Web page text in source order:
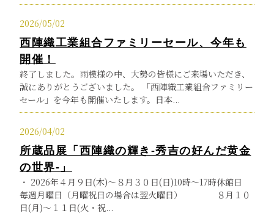
2026/05/02
西陣織工業組合ファミリーセール、今年も
開催！
終了しました。雨模様の中、大勢の皆様にご来場いただき、
誠にありがとうございました。 「西陣織工業組合ファミリー
セール」を今年も開催いたします。日本...
2026/04/02
所蔵品展「西陣織の輝き-秀吉の好んだ黄金
の世界-」
・ 2026年４月９日(木)～８月３０日(日)10時～17時休館日
毎週月曜日（月曜祝日の場合は翌火曜日） ８月１０
日(月)～１１日(火・祝...